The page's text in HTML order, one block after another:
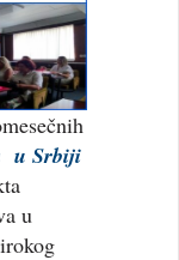
u Srbiji
u